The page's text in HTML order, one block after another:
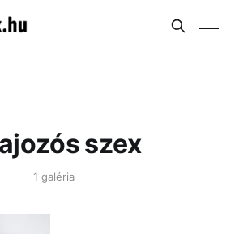
szex
1 galéria